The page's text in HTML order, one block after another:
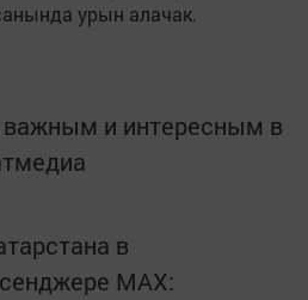
урын алачак.
и интересным в
в
MАХ: